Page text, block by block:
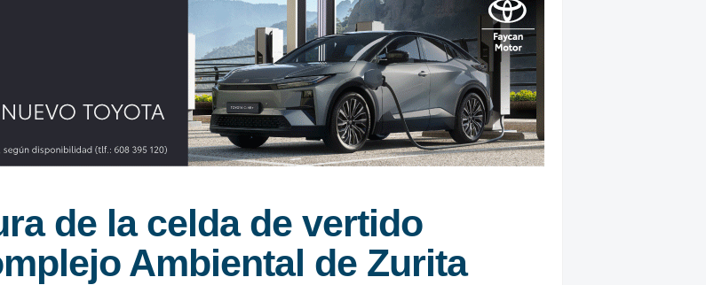
de la celda de vertido
Ambiental de Zurita